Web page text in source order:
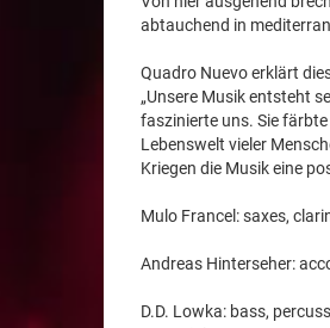
abtauchend in
Quadro Nuevo erklärt
„Unsere Musik entsteht
faszinierte uns. Sie
Lebenswelt vieler
Kriegen die Musik eine
Mulo Francel: saxes,
Andreas Hinterseher:
D.D. Lowka: bass,